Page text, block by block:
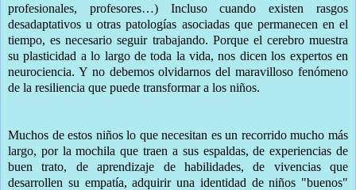
profesionales, profesores…) Incluso cuando existen rasgos
desadaptativos u otras patologías asociadas que permanecen en el
tiempo, es necesario seguir trabajando. Porque el cerebro muestra
su plasticidad a lo largo de toda la vida, nos dicen los expertos en
neurociencia. Y no debemos olvidarnos del maravilloso fenómeno
de la resiliencia que puede transformar a los niños.
Muchos de estos niños lo que necesitan es un recorrido mucho más
largo, por la mochila que traen a sus espaldas, de experiencias de
buen trato, de aprendizaje de habilidades, de vivencias que
desarrollen su empatía, adquirir una identidad de niños "buenos"